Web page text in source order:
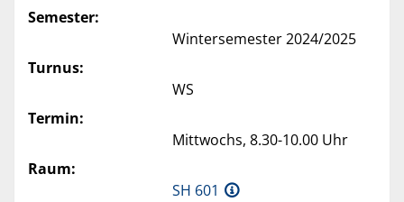
Semester:
Wintersemester 2024/2025
Turnus:
WS
Termin:
Mittwochs, 8.30-10.00 Uhr
Raum:
SH 601